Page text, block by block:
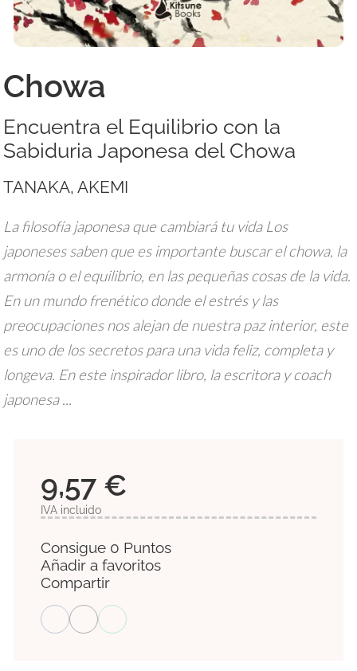
Chowa
Encuentra el Equilibrio con la
Sabiduria Japonesa del Chowa
TANAKA, AKEMI
La filosofía japonesa que cambiará tu vida Los
japoneses saben que es importante buscar el chowa, la
armonía o el equilibrio, en las pequeñas cosas de la vida.
En un mundo frenético donde el estrés y las
preocupaciones nos alejan de nuestra paz interior, este
es uno de los secretos para una vida feliz, completa y
longeva. En este inspirador libro, la escritora y coach
japonesa ...
9,57 €
IVA incluido
Consigue 0 Puntos
Añadir a favoritos
Compartir